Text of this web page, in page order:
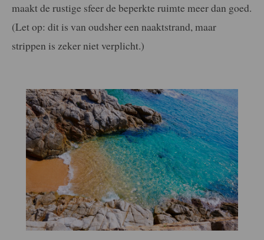
maakt de rustige sfeer de beperkte ruimte meer dan goed.
(Let op: dit is van oudsher een naaktstrand, maar
strippen is zeker niet verplicht.)